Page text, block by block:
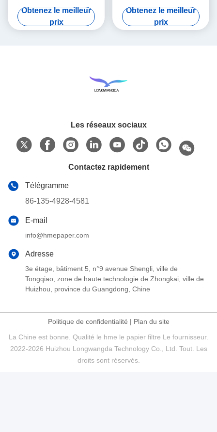
d'éolienne de bande
Obtenez le meilleur
prix
x 45cm x 55cm
Obtenez le meilleur
prix
Les réseaux sociaux
Contactez rapidement
Télégramme
86-135-4928-4581
E-mail
info@hmepaper.com
Adresse
3e étage, bâtiment 5, n°9 avenue Shengli, ville de
Tongqiao, zone de haute technologie de Zhongkai, ville de
Huizhou, province du Guangdong, Chine
Politique de confidentialité | Plan du site
La Chine est bonne. Qualité le hme le papier filtre Le fournisseur.
2022-2026 Huizhou Longwangda Technology Co., Ltd. Tout. Les
droits sont réservés.